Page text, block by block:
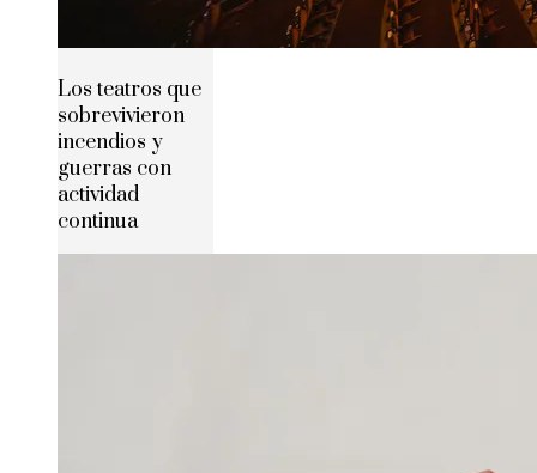
Los teatros que
sobrevivieron
incendios y
guerras con
actividad
continua